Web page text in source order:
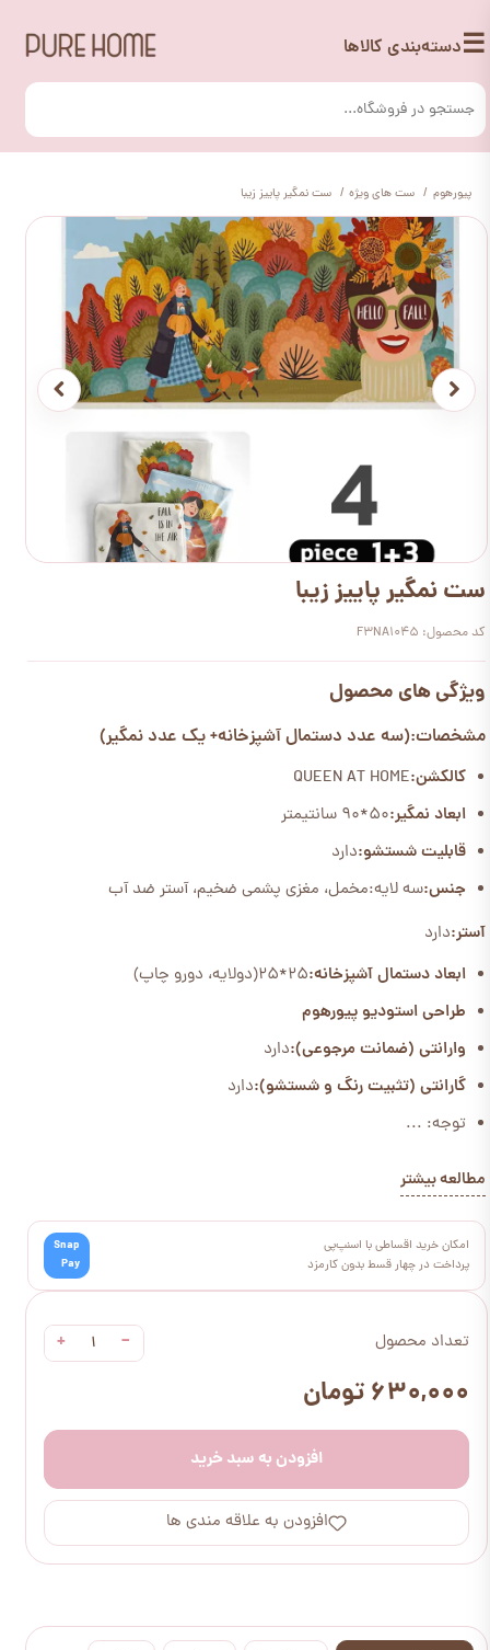
☰دسته‌بندی کالاها
پیورهوم ست های ویژه ست نمگیر پاییز زیبا
تعداد محصول −
+
۶۳۰,۰۰۰ تومان
افزودن به سبد خرید
افزودن به علاقه مندی ها
ست نمگیر پاییز زیبا
کد محصول: F3NA1045
ویژگی های محصول
مشخصات:(سه عدد دستمال آشپزخانه+ یک عدد نمگیر)
کالکشن:QUEEN AT HOME
ابعاد نمگیر:50*90 سانتیمتر
قابلیت شستشو:دارد
جنس:سه لایه:مخمل، مغزی پشمی ضخیم، آستر ضد آب
آستر:دارد
ابعاد دستمال آشپزخانه:25*25(دولایه، دورو چاپ)
طراحی استودیو پیورهوم
وارانتی (ضمانت مرجوعی):دارد
گارانتی (تثبیت رنگ و شستشو):دارد
توجه: ...
مطالعه بیشتر
امکان خرید اقساطی با اسنپ‌پی
پرداخت در چهار قسط بدون کارمزد
Snap
Pay